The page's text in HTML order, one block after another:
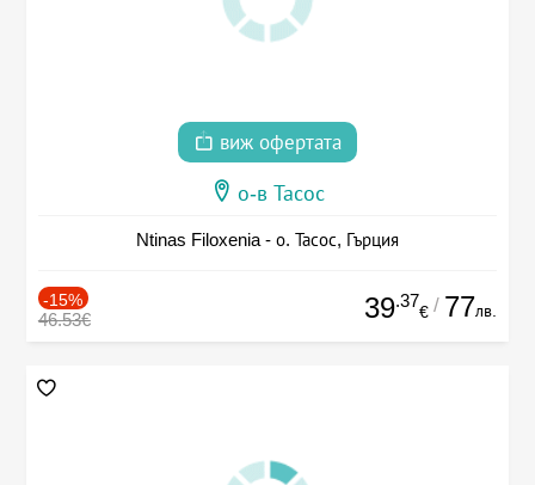
виж офертата
о-в Тасос
Ntinas Filoxenia - о. Тасос, Гърция
-15%
46.53€ 39.37
€ / 77лв.